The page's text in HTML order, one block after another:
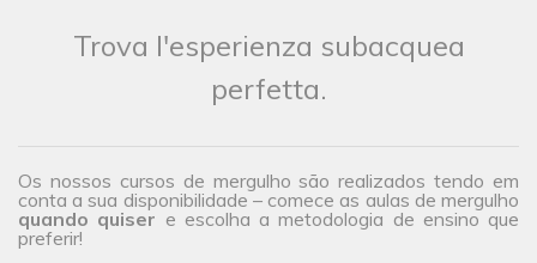
Trova l'esperienza subacquea
perfetta.
Os nossos cursos de mergulho são realizados tendo em
conta a sua disponibilidade – comece as aulas de mergulho
quando quiser e escolha a metodologia de ensino que
preferir!